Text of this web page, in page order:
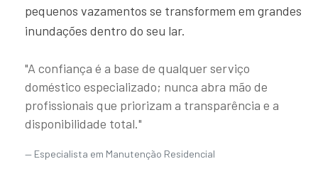
pequenos vazamentos se transformem em grandes
inundações dentro do seu lar.
"A confiança é a base de qualquer serviço
doméstico especializado; nunca abra mão de
profissionais que priorizam a transparência e a
disponibilidade total."
Especialista em Manutenção Residencial